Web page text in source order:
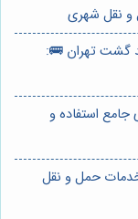
و نقل شهری
گشت تهران 🚌:
استفاده و
حمل و نقل